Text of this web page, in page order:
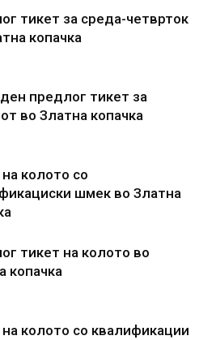
тикет за среда-четврток
копачка
предлог тикет за
во Златна копачка
колото со
шмек во Златна
тикет на колото во
копачка
колото со квалификации